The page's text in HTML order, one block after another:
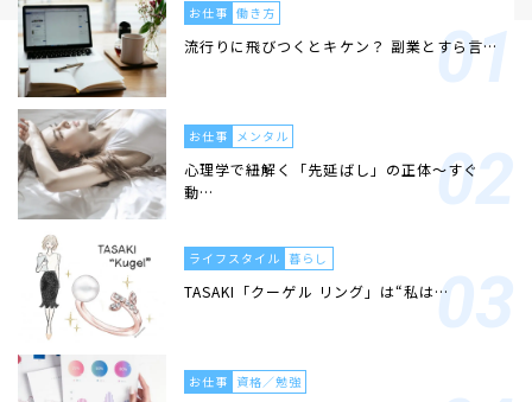
お仕事 働き方
流行りに飛びつくとキケン？ 副業とすら言…
お仕事 メンタル
心理学で紐解く「先延ばし」の正体〜すぐ
動…
ライフスタイル 暮らし
TASAKI「クーゲル リング」は“私は…
お仕事 資格／勉強